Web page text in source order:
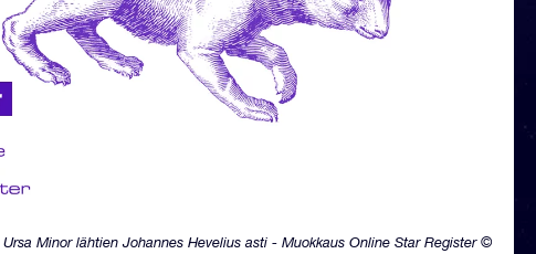
Ursa Minor lähtien Johannes Hevelius asti - Muokkaus Online Star Register ©